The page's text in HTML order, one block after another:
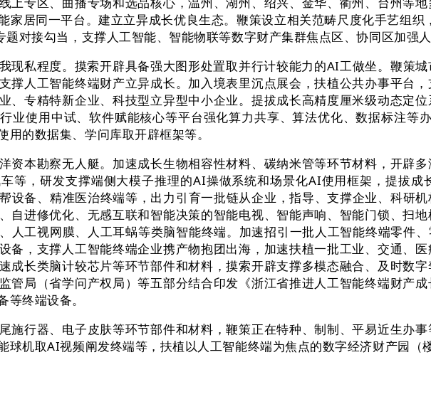
家居同一平台。建立立异成长优良生态。鞭策设立相关范畴尺度化手艺组
题对接勾当，支撑人工智能、智能物联等数字财产集群焦点区、协同区加强
私程度。摸索开辟具备强大图形处置取并行计较能力的AI工做坐。鞭策
撑人工智能终端财产立异成长。加入境表里沉点展会，扶植公共办事平台
、专精特新企业、科技型立异型中小企业。提拔成长高精度厘米级动态定
业使用中试、软件赋能核心等平台强化算力共享、算法优化、数据标注等
的数据集、学问库取开辟框架等。
本勘察无人艇。加速成长生物相容性材料、碳纳米管等环节材料，开辟
等，研发支撑端侧大模子推理的AI操做系统和场景化AI使用框架，提拔
设备、精准医治终端等，出力引育一批链从企业，指导、支撑企业、科研
自进修优化、无感互联和智能决策的智能电视、智能声响、智能门锁、扫
人工视网膜、人工耳蜗等类脑智能终端。加速招引一批人工智能终端零件
备，支撑人工智能终端企业携产物抱团出海，加速扶植一批工业、交通、
成长类脑计较芯片等环节部件和材料，摸索开辟支撑多模态融合、及时数
管局（省学问产权局）等五部分结合印发《浙江省推进人工智能终端财产
终端设备。
行器、电子皮肤等环节部件和材料，鞭策正在特种、制制、平易近生办事
球机取AI视频阐发终端等，扶植以人工智能终端为焦点的数字经济财产园（